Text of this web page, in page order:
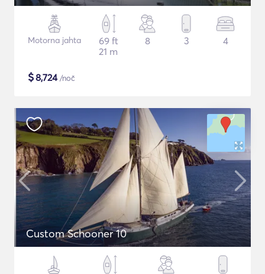
Motorna jahta
69 ft
21 m
8 3 4
$8,724/noč
Custom Schooner 10